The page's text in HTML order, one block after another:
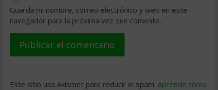
Guarda mi nombre, correo electrónico y web en este
navegador para la próxima vez que comente.
Este sitio usa Akismet para reducir el spam. Aprende cómo